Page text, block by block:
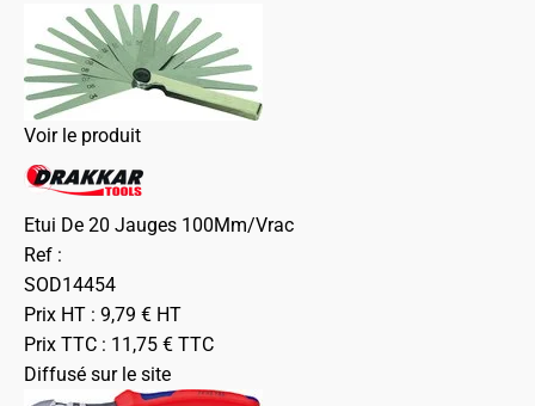
Voir le produit
Etui De 20 Jauges 100Mm/Vrac
Ref :
SOD14454
Prix HT : 9,79 € HT
Prix TTC : 11,75 € TTC
Diffusé sur le site